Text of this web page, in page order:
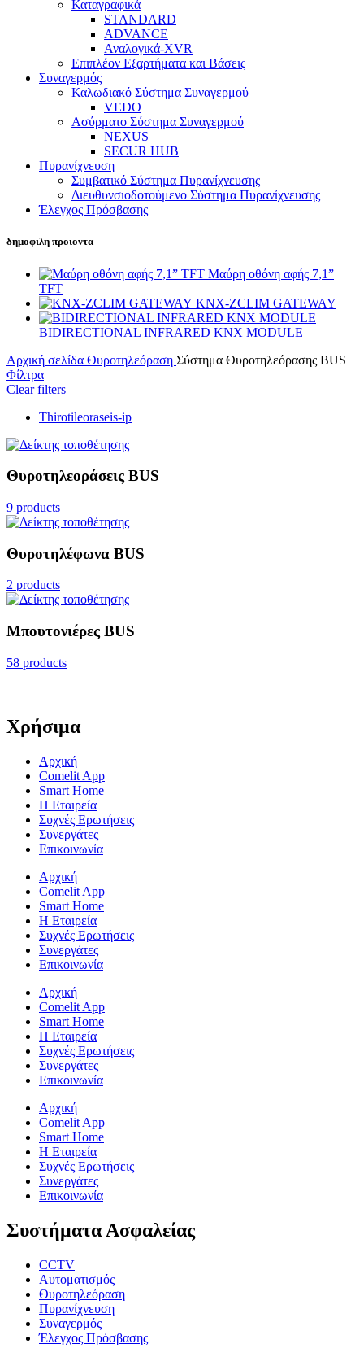
Καταγραφικά
STANDARD
ADVANCE
Αναλογικά-XVR
Επιπλέον Εξαρτήματα και Βάσεις
Συναγερμός
Καλωδιακό Σύστημα Συναγερμού
VEDO
Ασύρματο Σύστημα Συναγερμού
NEXUS
SECUR HUB
Πυρανίχνευση
Συμβατικό Σύστημα Πυρανίχνευσης
Διευθυνσιοδοτούμενο Σύστημα Πυρανίχνευσης
Έλεγχος Πρόσβασης
δημοφιλη προιοντα
Μαύρη οθόνη αφής 7,1”
TFT
KNX-ZCLIM GATEWAY
BIDIRECTIONAL INFRARED KNX MODULE
Αρχική σελίδα Θυροτηλεόραση Σύστημα Θυροτηλεόρασης BUS
Φίλτρα
Clear filters
Thirotileoraseis-ip
Θυροτηλεοράσεις BUS
9 products
Θυροτηλέφωνα BUS
2 products
Μπουτονιέρες BUS
58 products
Χρήσιμα
Αρχική
Comelit App
Smart Home
Η Εταιρεία
Συχνές Ερωτήσεις
Συνεργάτες
Επικοινωνία
Αρχική
Comelit App
Smart Home
Η Εταιρεία
Συχνές Ερωτήσεις
Συνεργάτες
Επικοινωνία
Αρχική
Comelit App
Smart Home
Η Εταιρεία
Συχνές Ερωτήσεις
Συνεργάτες
Επικοινωνία
Αρχική
Comelit App
Smart Home
Η Εταιρεία
Συχνές Ερωτήσεις
Συνεργάτες
Επικοινωνία
Συστήματα Ασφαλείας
CCTV
Αυτοματισμός
Θυροτηλεόραση
Πυρανίχνευση
Συναγερμός
Έλεγχος Πρόσβασης